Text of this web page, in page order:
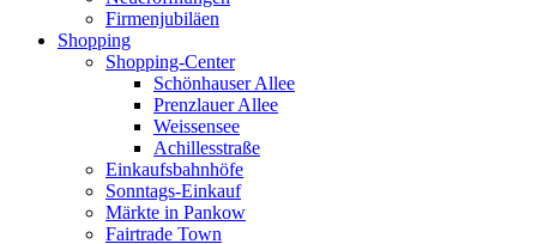
Firmenjubiläen
Shopping
Shopping-Center
Schönhauser Allee
Prenzlauer Allee
Weissensee
Achillesstraße
Einkaufsbahnhöfe
Sonntags-Einkauf
Märkte in Pankow
Fairtrade Town